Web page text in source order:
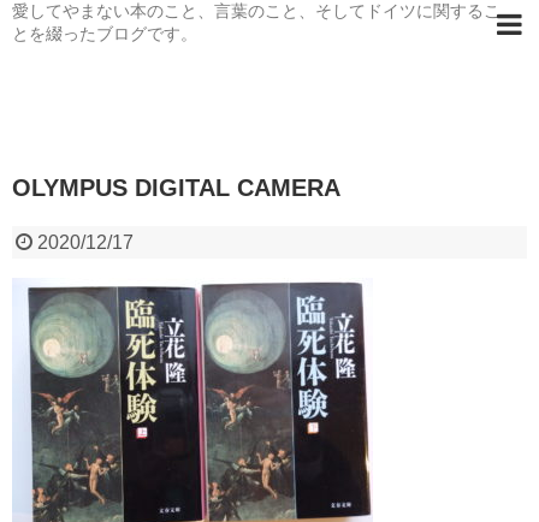
愛してやまない本のこと、言葉のこと、そしてドイツに関するこ
とを綴ったブログです。
OLYMPUS DIGITAL CAMERA
2020/12/17